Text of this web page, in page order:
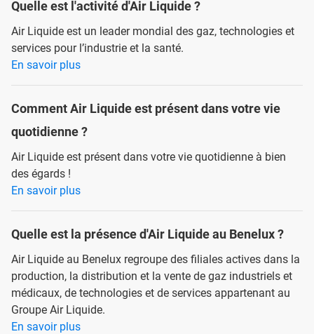
Quelle est l'activité d'Air Liquide ?
Air Liquide est un leader mondial des gaz, technologies et
services pour l’industrie et la santé.
En savoir plus
Comment Air Liquide est présent dans votre vie
quotidienne ?
Air Liquide est présent dans votre vie quotidienne à bien
des égards !
En savoir plus
Quelle est la présence d'Air Liquide au Benelux ?
Air Liquide au Benelux regroupe des filiales actives dans la
production, la distribution et la vente de gaz industriels et
médicaux, de technologies et de services appartenant au
Groupe Air Liquide.
En savoir plus